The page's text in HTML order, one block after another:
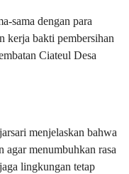
sama dengan para
kerja bakti pembersihan
Ciateul Desa
menjelaskan bahwa
agar menumbuhkan rasa
lingkungan tetap